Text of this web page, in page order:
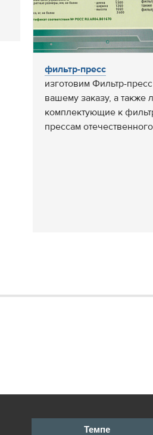
фильтр-пресс
изготовим Фильтр-
вашему заказу, а также
комплектующие к
прессам
Темпе